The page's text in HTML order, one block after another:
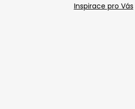
Inspirace pro Vás